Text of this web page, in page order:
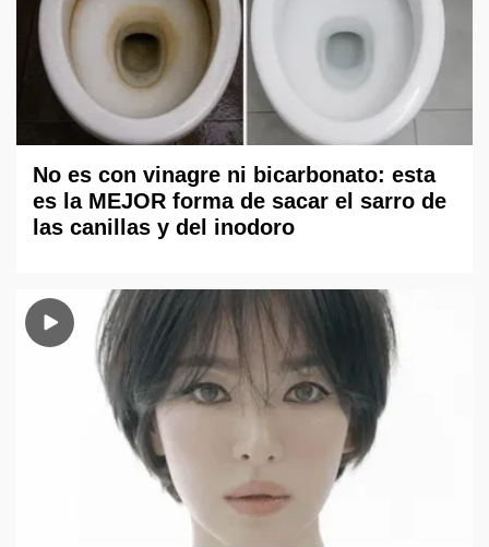
No es con vinagre ni bicarbonato: esta
es la MEJOR forma de sacar el sarro de
las canillas y del inodoro